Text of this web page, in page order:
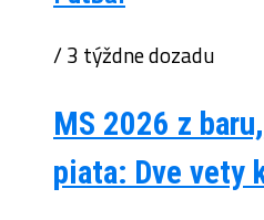
/ 3 týždne dozadu
MS 2026 z
piata: Dve vety